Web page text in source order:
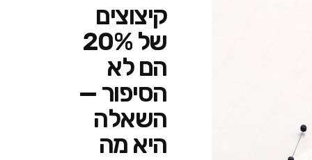
קיצוצים
של 20%
הם לא
הסיפור —
השאלה
היא מה